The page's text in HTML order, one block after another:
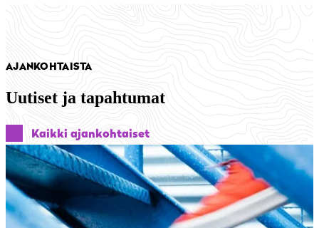
AJANKOHTAISTA
Uutiset ja tapahtumat
Kaikki ajankohtaiset